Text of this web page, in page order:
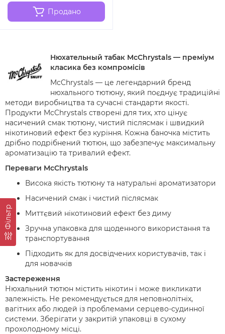
Фільтр
Продано
Нюхательный табак McChrystals — преміум
класика без компромісів
McChrystals — це легендарний бренд
нюхального тютюну, який поєднує традиційні
методи виробництва та сучасні стандарти якості.
Продукти McChrystals створені для тих, хто цінує
насичений смак тютюну, чистий післясмак і швидкий
нікотиновий ефект без куріння. Кожна баночка містить
дрібно подрібнений тютюн, що забезпечує максимальну
ароматизацію та тривалий ефект.
Переваги McChrystals
Висока якість тютюну та натуральні ароматизатори
Насичений смак і чистий післясмак
Миттєвий нікотиновий ефект без диму
Зручна упаковка для щоденного використання та
транспортування
Підходить як для досвідчених користувачів, так і
для новачків
Застереження
Нюхальний тютюн містить нікотин і може викликати
залежність. Не рекомендується для неповнолітніх,
вагітних або людей із проблемами серцево-судинної
системи. Зберігати у закритій упаковці в сухому
прохолодному місці.